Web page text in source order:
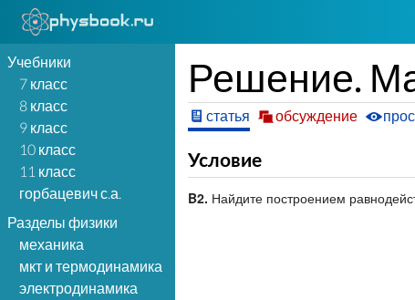
Учебники
7 класс
8 класс
9 класс
10 класс
11 класс
горбацевич с.а.
Разделы физики
механика
мкт и термодинамика
электродинамика
Решение.
статья обсуждение
Условие
B2. Найдите построением